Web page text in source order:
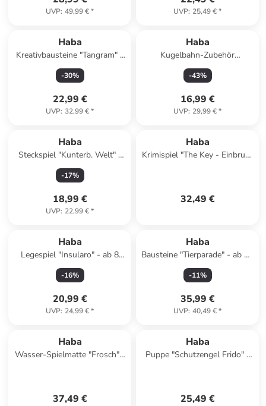
UVP: 49,99 €* UVP: 25,49 €*
Haba
Kreativbausteine "Tangram" -
ab 3 Jahren
-30%
22,99 €
UVP: 32,99 €*
Haba
Kugelbahn-Zubehör
"Glöckchentunnel" - ab 2
Jahren
-43%
16,99 €
UVP: 29,99 €*
Haba
Steckspiel "Kunterb. Welt" -
ab 18 Monaten
-17%
18,99 €
UVP: 22,99 €*
Haba
Krimispiel "The Key - Einbruch
32,49 €
Haba
Legespiel "Insularo" - ab 8
Jahren
-16%
20,99 €
UVP: 24,99 €*
Haba
Bausteine "Tierparade" - ab 18
Monaten
-11%
35,99 €
UVP: 40,49 €*
Haba
Wasser-Spielmatte "Frosch" -
37,49 €
Haba
Puppe "Schutzengel Frido" -
25,49 €